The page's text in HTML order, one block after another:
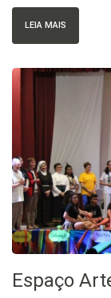
LEIA MAIS
Espaço